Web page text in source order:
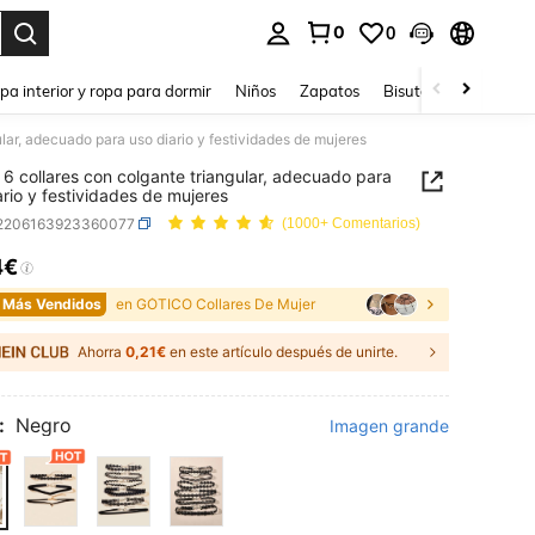
0 0
interior y ropa para dormir Niños Zapatos Bisutería Y
adecuado para uso diario y festividades de mujeres
6 collares con colgante triangular, adecuado para
y festividades de mujeres
(1000+ Comentarios)
AND AVAILABILITY
Vendidos en GÓTICO Collares De Mujer
Ahorra 0,21€ en este artículo después de unirte.
Negro Imagen grande